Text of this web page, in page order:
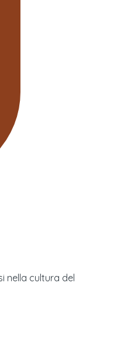
nella cultura del